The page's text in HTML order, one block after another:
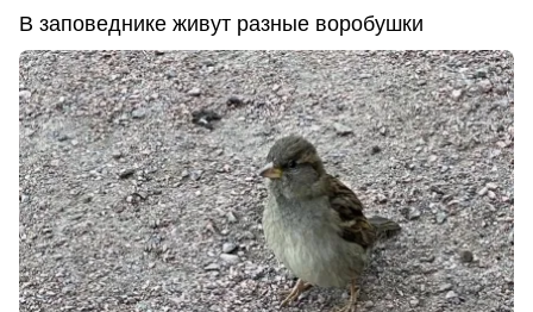
В заповеднике живут разные воробушки